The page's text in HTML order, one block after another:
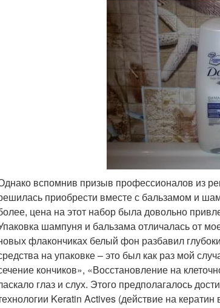
вспомнив призыв профессионалов из
приобрести вместе с бальзамом и
цена на этот набор была довольно
шампуня и бальзама отличалась от
флакончиках белый фон разбавил
на упаковке – это был как раз мой
кончиков», «Восстановление на
глаз и слух. Этого предполагалось
Keratin Actives (действие на